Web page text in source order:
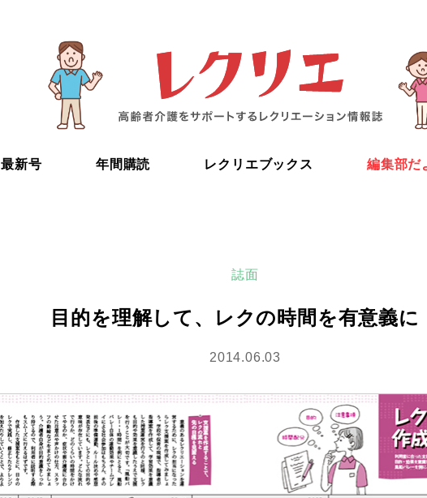
最新号 年間購読 レクリエブックス 編集部だ
誌面
目的を理解して、レクの時間を有意義に
2014.06.03